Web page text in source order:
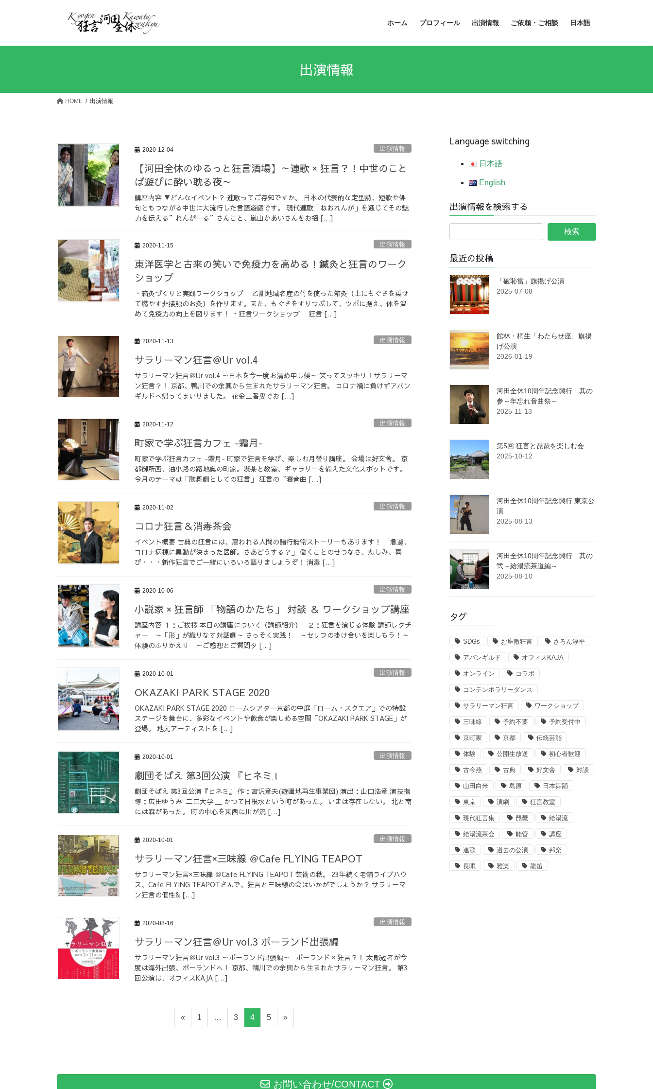
ホーム プロフィール 出演情報 ご依頼・ご相談 日本語
出演情報
HOME 出演情報
2020-12-04 出演情報
【河田全休のゆるっと狂言酒場】～連歌 × 狂言？！中世のこと
ば遊びに酔い耽る夜～
講座内容 ▼どんなイベント？ 連歌ってご存知ですか。 日本の代表的な定型詩、短歌や俳
句ともつながる中世に大流行した言語遊戯です。 現代連歌「ねおれんが」を通じてその魅
力を伝える”れんがーる”さんこと、嵐山かあいさんをお招 […]
2020-11-15 出演情報
東洋医学と古来の笑いで免疫力を高める！鍼灸と狂言のワーク
ショップ
・箱灸づくりと実践ワークショップ 乙訓地域名産の竹を使った箱灸（上にもぐさを乗せ
て燃やす非接触のお灸）を作ります。また、もぐさをすりつぶして、ツボに据え、体を温
めて免疫力の向上を図ります！ ・狂言ワークショップ 狂言 […]
2020-11-13 出演情報
サラリーマン狂言＠Ur vol.4
サラリーマン狂言＠Ur vol.4 ～日本を今一度お清め申し候～ 笑ってスッキリ！サラリーマ
ン狂言？！ 京都、鴨川での余興から生まれたサラリーマン狂言。 コロナ禍に負けずアバン
ギルドへ帰ってまいりました。 花金三番叟でお […]
2020-11-12 出演情報
町家で学ぶ狂言カフェ -霜月-
町家で学ぶ狂言カフェ -霜月- 町家で狂言を学び、楽しむ月替り講座。 会場は好文舎。 京
都御所西、油小路の路地奥の町家。喫茶と教室、ギャラリーを備えた文化スポットです。
今月のテーマは「歌舞劇としての狂言」 狂言の『寝音曲 […]
2020-11-02 出演情報
コロナ狂言＆消毒茶会
イベント概要 古典の狂言には、雇われる人間の諸行無常ストーリーもあります！ 「急遽、
コロナ病棟に異動が決まった医師。さあどうする？」 働くことのせつなさ、悲しみ、喜
び・・・新作狂言でご一緒にいろいろ語りましょうぞ！ 消毒 […]
2020-10-06 出演情報
小説家 × 狂言師 「物語のかたち」 対談 ＆ ワークショップ講座
講座内容 １：ご挨拶 本日の講座について（講師紹介） ２：狂言を演じる体験 講師レクチ
ャー ～「形」が織りなす対話劇～ さっそく実践！ ～セリフの掛け合いを楽しもう！～
体験のふりかえり ～ご感想とご質問タ […]
2020-10-01 出演情報
OKAZAKI PARK STAGE 2020
OKAZAKI PARK STAGE 2020 ロームシアター京都の中庭「ローム・スクエア」での特設
ステージを舞台に、多彩なイベントや飲食が楽しめる空間「OKAZAKI PARK STAGE」が
登場。 地元アーティストを […]
2020-10-01 出演情報
劇団そばえ 第3回公演 『ヒネミ』
劇団そばえ 第3回公演『ヒネミ』 作：宮沢章夫(遊園地再生事業団) 演出：山口浩章 演技指
導：広田ゆうみ 二口大学 ＿ かつて日根水という町があった。 いまは存在しない。 北と南
には森があった。 町の中心を東西に川が流 […]
2020-10-01 出演情報
サラリーマン狂言×三味線 ＠Cafe FLYING TEAPOT
サラリーマン狂言×三味線 ＠Cafe FLYING TEAPOT 芸術の秋。 23年続く老舗ライブハウ
ス、Cafe FLYING TEAPOTさんで、狂言と三味線の会はいかがでしょうか？ サラリーマ
ン狂言の個性& […]
2020-08-16 出演情報
サラリーマン狂言＠Ur vol.3 ポーランド出張編
サラリーマン狂言＠Ur vol.3 ～ポーランド出張編～ ポーランド × 狂言？！ 太郎冠者が今
度は海外出張、ポーランドへ！ 京都、鴨川での余興から生まれたサラリーマン狂言。 第3
回公演は、オフィスKAJA […]
ー
«
固
定
1 …
固
定
3
固
定
4
固
定
5 »
Language switching
日本語
English
出演情報を検索する
最近の投稿
「破恥當」旗揚げ公演
2025-07-08
館林・桐生「わたらせ座」旗揚
げ公演
2026-01-19
河田全休10周年記念興行 其の
参～年忘れ音曲祭～
2025-11-13
第5回 狂言と琵琶を楽しむ会
2025-10-12
河田全休10周年記念興行 東京公
演
2025-08-13
河田全休10周年記念興行 其の
弐～給湯流茶道編～
2025-08-10
タグ
SDGs お座敷狂言 さろん淳平
アバンギルド オフィスKAJA
オンライン コラボ
コンテンポラリーダンス
サラリーマン狂言 ワークショップ
三味線 予約不要 予約受付中
京町家 京都 伝統芸能
体験 公開生放送 初心者歓迎
古今燕 古典 好文舎 対談
山田白米 島原 日本舞踊
東京 演劇 狂言教室
現代狂言集 琵琶 給湯流
給湯流茶会 能管 講座
連歌 過去の公演 邦楽
長唄 雅楽 龍笛
お問い合わせ/CONTACT